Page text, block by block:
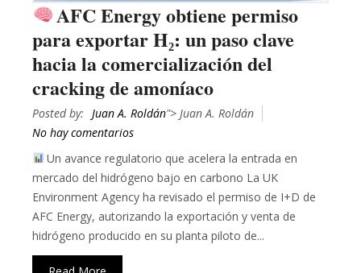
AFC Energy obtiene permiso
para exportar H₂: un paso clave
hacia la comercialización del
cracking de amoníaco
Posted by: Juan A. Roldán"> Juan A. Roldán
No hay comentarios
Un avance regulatorio que acelera la entrada en
mercado del hidrógeno bajo en carbono La UK
Environment Agency ha revisado el permiso de I+D de
AFC Energy, autorizando la exportación y venta de
hidrógeno producido en su planta piloto de...